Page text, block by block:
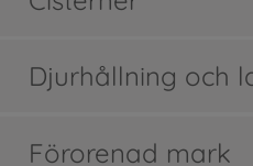
Djurhållning och
Förorenad mark